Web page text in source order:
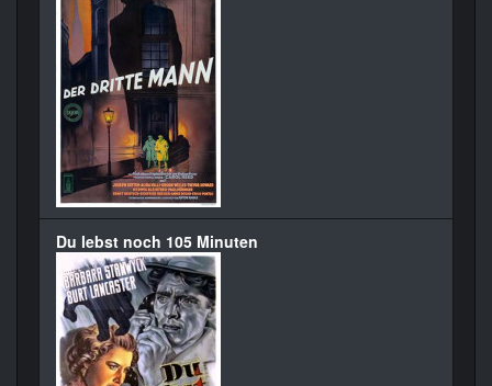
Du lebst noch 105 Minuten